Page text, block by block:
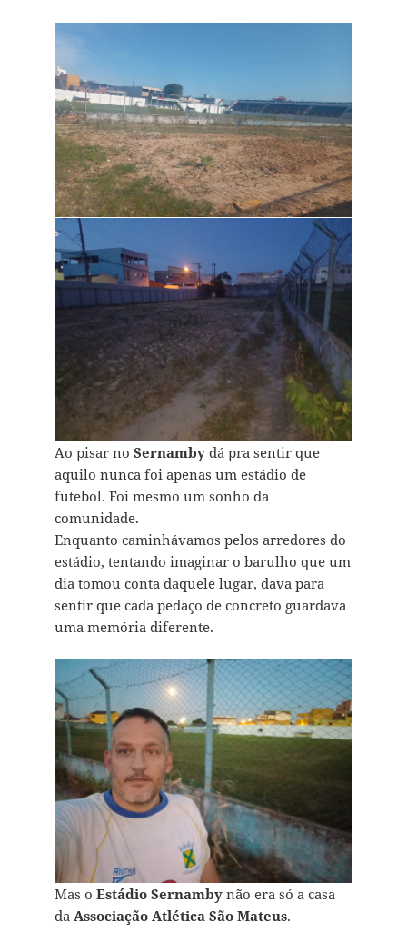
Ao pisar no Sernambydá pra sentir que
aquilo nunca foi apenas um estádio de
futebol. Foi mesmo um sonho da
comunidade.
Enquanto caminhávamos pelos arredores do
estádio, tentando imaginar o barulho que um
dia tomou conta daquele lugar, dava para
sentir que cada pedaço de concreto guardava
uma memória diferente.
Mas o Estádio Sernambynão era só a casa
da Associação Atlética São Mateus.